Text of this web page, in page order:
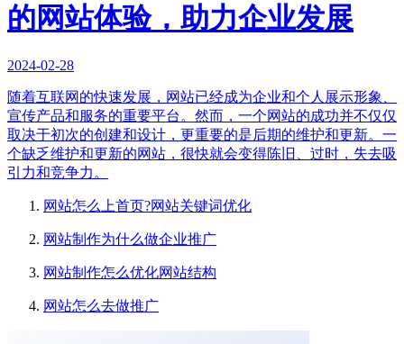
的网站体验，助力企业发展
2024-02-28
随着互联网的快速发展，网站已经成为企业和个人展示形象、
宣传产品和服务的重要平台。然而，一个网站的成功并不仅仅
取决于初次的创建和设计，更重要的是后期的维护和更新。一
个缺乏维护和更新的网站，很快就会变得陈旧、过时，失去吸
引力和竞争力。
网站怎么上首页?网站关键词优化
网站制作为什么做企业推广
网站制作怎么优化网站结构
网站怎么去做推广